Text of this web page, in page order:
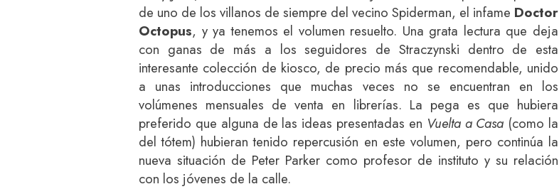
de uno de los villanos de siempre del vecino Spiderman, el infame Doctor
Octopus, y ya tenemos el volumen resuelto. Una grata lectura que deja
con ganas de más a los seguidores de Straczynski dentro de esta
interesante colección de kiosco, de precio más que recomendable, unido
a unas introducciones que muchas veces no se encuentran en los
volúmenes mensuales de venta en librerías. La pega es que hubiera
preferido que alguna de las ideas presentadas en Vuelta a Casa (como la
del tótem) hubieran tenido repercusión en este volumen, pero continúa la
nueva situación de Peter Parker como profesor de instituto y su relación
con los jóvenes de la calle.